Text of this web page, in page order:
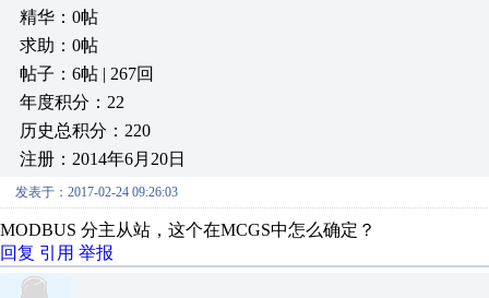
精华：0帖
求助：0帖
帖子：6帖 | 267回
年度积分：22
历史总积分：220
注册：2014年6月20日
发表于：2017-02-24 09:26:03
MODBUS 分主从站，这个在MCGS中怎么确定？
回复 引用 举报